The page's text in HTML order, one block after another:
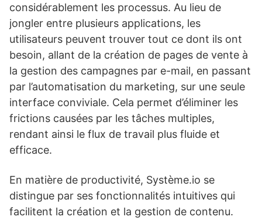
considérablement les processus. Au lieu de
jongler entre plusieurs applications, les
utilisateurs peuvent trouver tout ce dont ils ont
besoin, allant de la création de pages de vente à
la gestion des campagnes par e-mail, en passant
par l’automatisation du marketing, sur une seule
interface conviviale. Cela permet d’éliminer les
frictions causées par les tâches multiples,
rendant ainsi le flux de travail plus fluide et
efficace.
En matière de productivité, Système.io se
distingue par ses fonctionnalités intuitives qui
facilitent la création et la gestion de contenu.